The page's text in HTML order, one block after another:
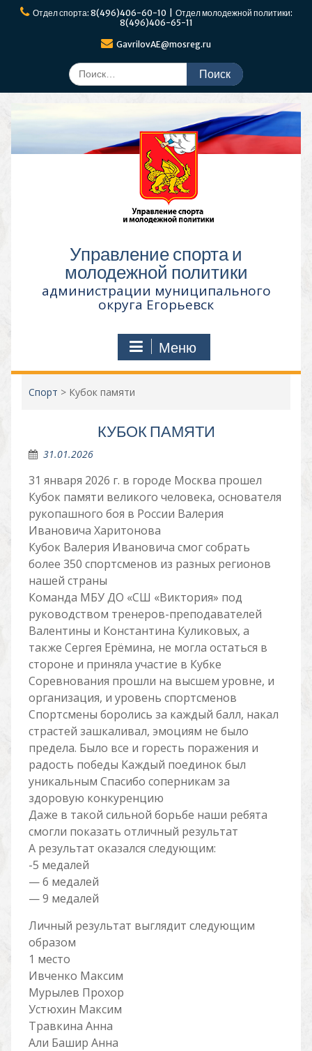
ПерейтиОтдел спорта: 8(496)406-60-10 | Отдел молодежной политики:
8(496)406-65-11
GavrilovAE@mosreg.ru
Поиск
по:
Управление спорта и
молодежной политики
администрации муниципального
округа Егорьевск
Меню
Спорт > Кубок памяти
КУБОК ПАМЯТИ
31.01.2026
31 января 2026 г. в городе Москва прошел
Кубок памяти великого человека, основателя
рукопашного боя в России Валерия
Ивановича Харитонова
Кубок Валерия Ивановича смог собрать
более 350 спортсменов из разных регионов
нашей страны
Команда МБУ ДО «СШ «Виктория» под
руководством тренеров-преподавателей
Валентины и Константина Куликовых, а
также Сергея Ерёмина, не могла остаться в
стороне и приняла участие в Кубке
Соревнования прошли на высшем уровне, и
организация, и уровень спортсменов
Спортсмены боролись за каждый балл, накал
страстей зашкаливал, эмоциям не было
предела. Было все и горесть поражения и
радость победы Каждый поединок был
уникальным Спасибо соперникам за
здоровую конкуренцию
Даже в такой сильной борьбе наши ребята
смогли показать отличный результат
А результат оказался следующим:
-5 медалей
— 6 медалей
— 9 медалей
Личный результат выглядит следующим
образом
1 место
Ивченко Максим
Мурылев Прохор
Устюхин Максим
Травкина Анна
Али Башир Анна